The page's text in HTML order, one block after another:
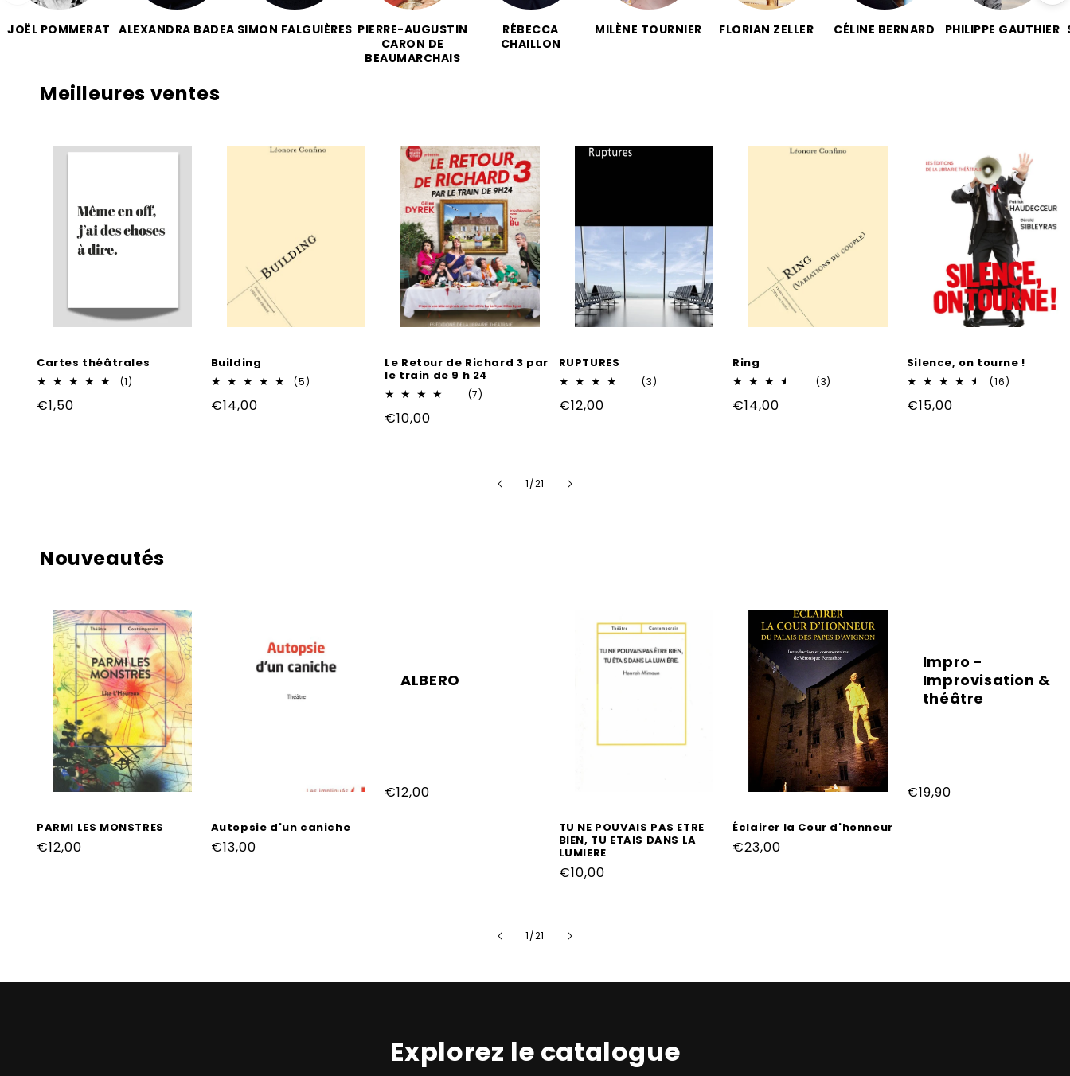
JOËL POMMERAT ALEXANDRA BADEA SIMON FALGUIÈRES PIERRE-AUGUSTIN
CARON DE
BEAUMARCHAIS
RÉBECCA
CHAILLON
MILÈNE TOURNIER FLORIAN ZELLER CÉLINE BERNARD PHILIPPE GAUTHIER
Meilleures ventes
Cartes théâtrales
(1)
Prix
€1,50
Building
(5)
Prix
€14,00
Le Retour de Richard 3 par
le train de 9 h 24
(7)
Prix
€10,00
RUPTURES
(3)
Prix
€12,00
Ring
(3)
Prix
€14,00
Silence, on tourne !
(16)
Prix
€15,00
1/de
21
Nouveautés
PARMI LES MONSTRES
Prix
€12,00
Autopsie d'un caniche
Prix
€13,00
ALBERO
Prix
€12,00
TU NE POUVAIS PAS ETRE
BIEN, TU ETAIS DANS LA
LUMIERE
Prix
€10,00
Éclairer la Cour d'honneur
Prix
€23,00
Impro -
Improvisation &
théâtre
Prix
€19,90
1/de
21
Explorez le catalogue